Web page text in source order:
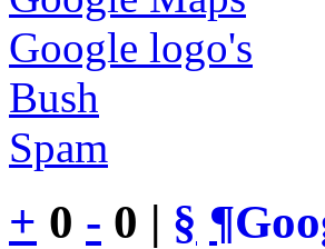
Google logo's
Bush
Spam
+ 0 - 0 | § ¶